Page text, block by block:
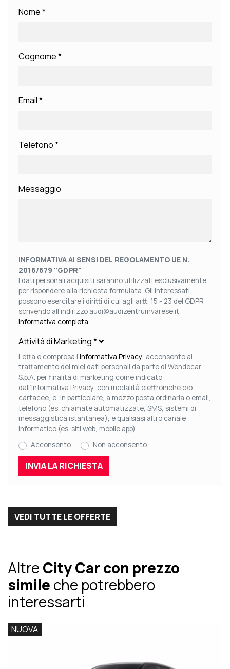
Nome*
Cognome*
Email*
Telefono*
Messaggio
INFORMATIVA AI SENSI DEL REGOLAMENTO UE N.
2016/679 "GDPR"
I dati personali acquisiti saranno utilizzati esclusivamente
per rispondere alla richiesta formulata. Gli Interessati
possono esercitare i diritti di cui agli artt. 15 - 23 del GDPR
scrivendo all'indirizzo audi@audizentrumvarese.it.
Informativa completa
Attività di Marketing*
Letta e compresa l’Informativa Privacy , acconsento al
trattamento dei miei dati personali da parte di Wendecar
S.p.A. per finalità di marketing come indicato
dall’Informativa Privacy, con modalità elettroniche e/o
cartacee, e, in particolare, a mezzo posta ordinaria o email,
telefono (es. chiamate automatizzate, SMS, sistemi di
messaggistica istantanea), e qualsiasi altro canale
informatico (es. siti web, mobile app).
Acconsento
Non acconsento
VEDI TUTTE LE OFFERTE
AltreCity Car con prezzo
simile che potrebbero
interessarti
NUOVA